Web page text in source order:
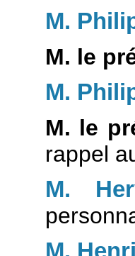
M.
M. le
M.
M. le
rappel
M.